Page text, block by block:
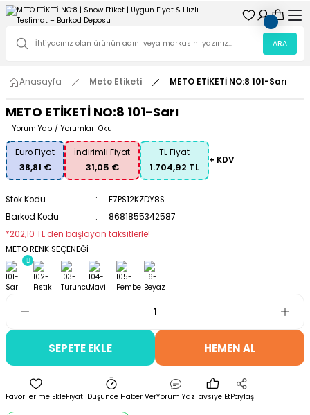
ARA
Anasayfa Meto Etiketi METO ETİKETİ NO:8 101-Sarı
METO ETİKETİ NO:8 101-Sarı
Yorum Yap / Yorumları Oku
Euro Fiyat
38,81 €
İndirimli Fiyat
31,05 €
TL Fiyat
1.704,92 TL
+ KDV
Stok Kodu
F7PS12KZDY8S
Barkod Kodu
8681855342587
*202,10 TL den başlayan taksitlerle!
METO RENK SEÇENEĞİ
SEPETE EKLE HEMEN AL
Fiyatı Düşünce Haber VerYorum YazTavsiye EtPaylaş